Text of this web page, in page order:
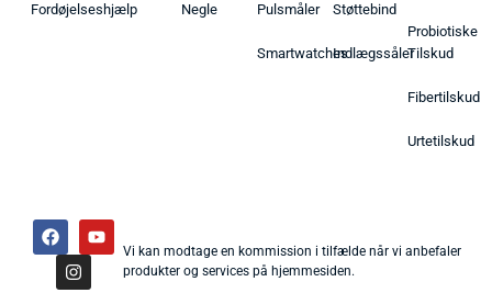
Fordøjelseshjælp Negle Pulsmåler
Smartwatches
Støttebind
Indlægssåler
Probiotiske
Tilskud
Fibertilskud
Urtetilskud
Vi kan modtage en kommission i tilfælde når vi anbefaler
produkter og services på hjemmesiden.